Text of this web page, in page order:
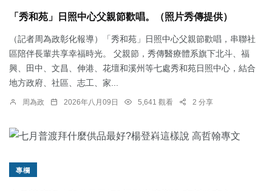
「秀和苑」日照中心父親節歡唱。（照片秀傳提供）
（記者周為政彰化報導）「秀和苑」日照中心父親節歡唱，串聯社
區陪伴長輩共享幸福時光。 父親節，秀傳醫療體系旗下北斗、福
興、田中、文昌、伸港、花壇和溪州等七處秀和苑日照中心，結合
地方政府、社區、志工、家...
周為政 2026年八月09日 5,641 觀看 2 分享
專欄